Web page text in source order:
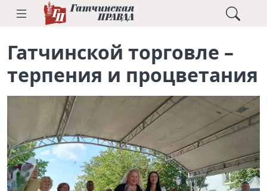
Гатчинской торговле –
терпения и процветания